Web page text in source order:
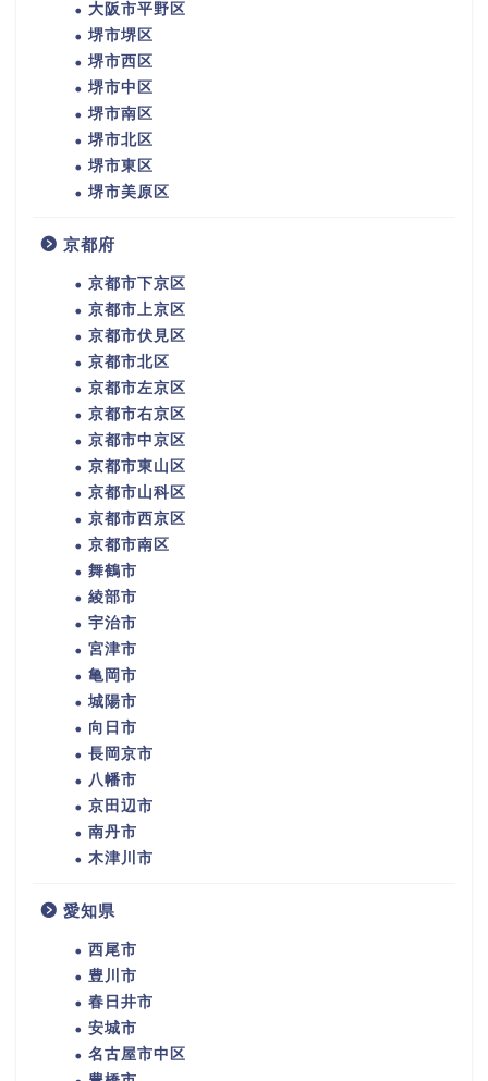
大阪市平野区
堺市堺区
堺市西区
堺市中区
堺市南区
堺市北区
堺市東区
堺市美原区
京都府
京都市下京区
京都市上京区
京都市伏見区
京都市北区
京都市左京区
京都市右京区
京都市中京区
京都市東山区
京都市山科区
京都市西京区
京都市南区
舞鶴市
綾部市
宇治市
宮津市
亀岡市
城陽市
向日市
長岡京市
八幡市
京田辺市
南丹市
木津川市
愛知県
西尾市
豊川市
春日井市
安城市
名古屋市中区